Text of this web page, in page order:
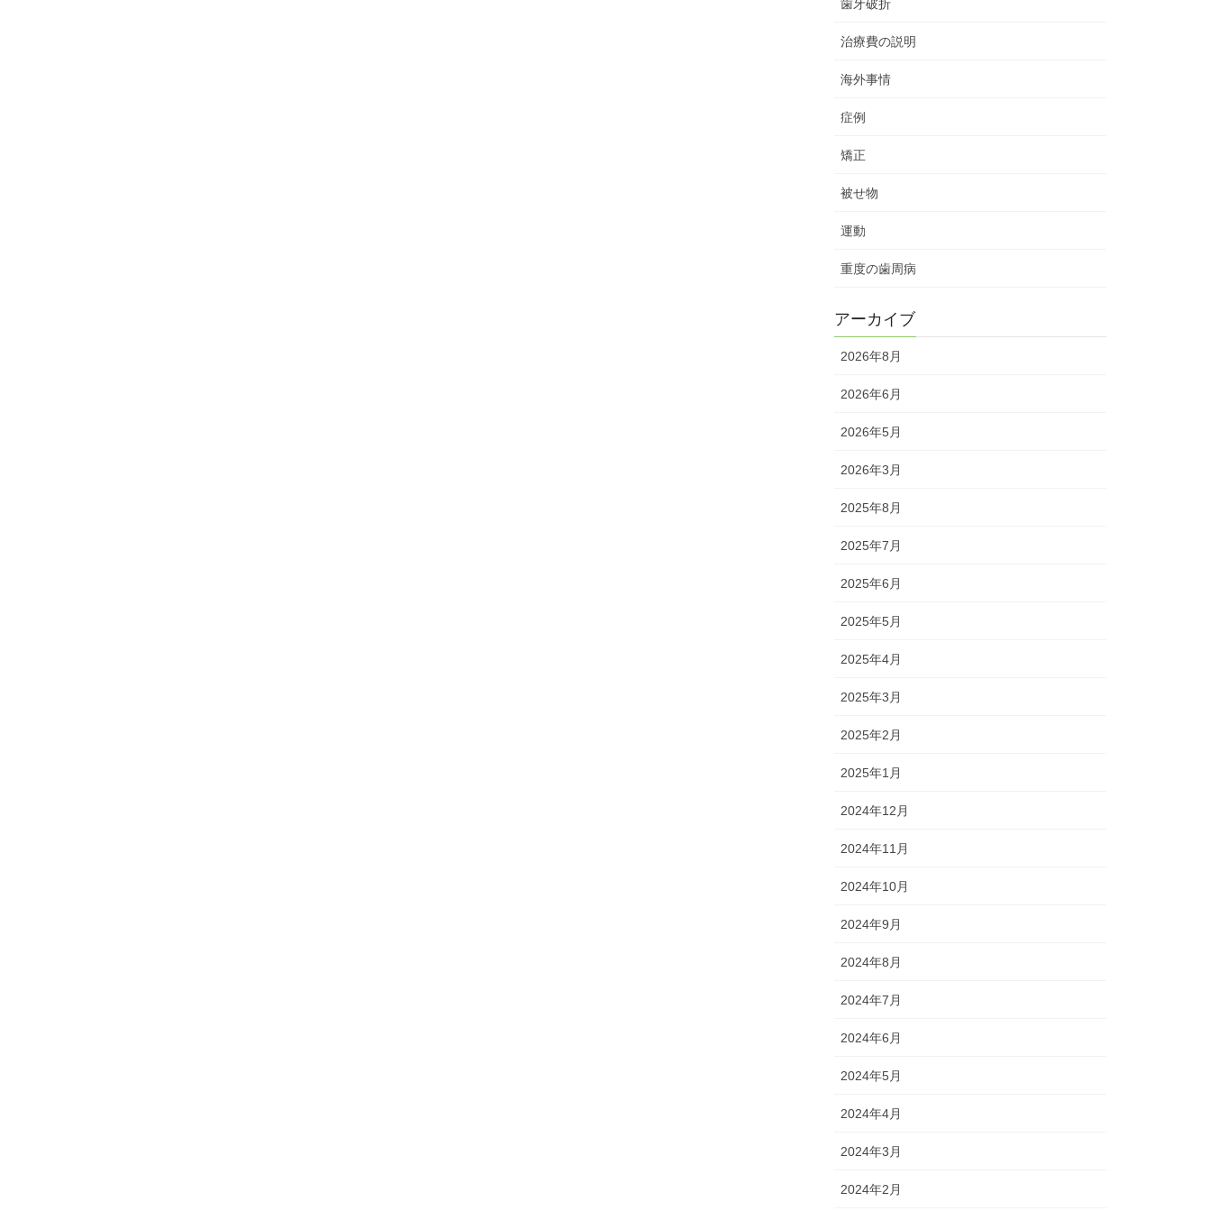
歯牙破折
治療費の説明
海外事情
症例
矯正
被せ物
運動
重度の歯周病
アーカイブ
2026年8月
2026年6月
2026年5月
2026年3月
2025年8月
2025年7月
2025年6月
2025年5月
2025年4月
2025年3月
2025年2月
2025年1月
2024年12月
2024年11月
2024年10月
2024年9月
2024年8月
2024年7月
2024年6月
2024年5月
2024年4月
2024年3月
2024年2月